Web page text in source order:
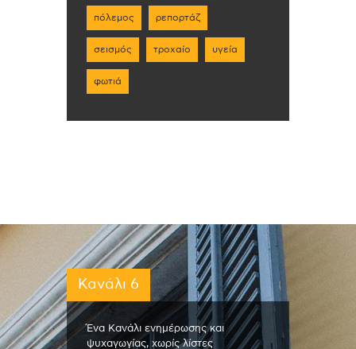
πόλεμος ρεπορτάζ
σεισμός τροχαίο υγεία
φωτιά
Κανάλι 6
Ένα Κανάλι ενημέρωσης και
ψυχαγωγίας, χωρίς λίστες